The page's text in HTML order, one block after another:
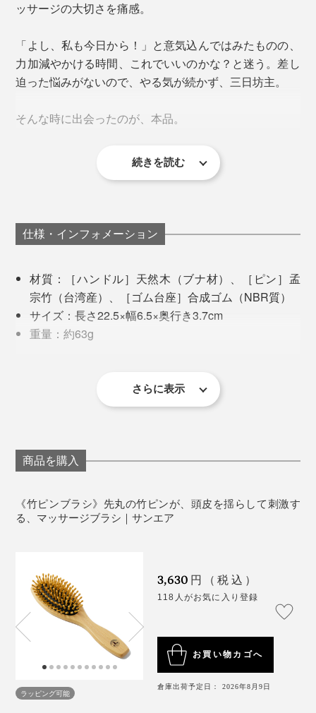
頭頂部や首筋など、頭皮全体をまんべんなく。
髪が長い場合は、絡んだ毛先からとかし、その後根本か
ら毛先に滑らすようにとかします。
長が、ひとりでこなしているというから驚きです。
真っ黒になったブラシ、ペットにかじられたブラシ、家
族の形見のブラシ…、いろいろなブラシが社長の元に送
られてくるそう。
それらの汚れをキレイにし、台座を替え、ピンを植え替
感激のお手紙が届くことも多々。中には、「亡くなった
深い愛情の連鎖が伝わるエピソードです。
ッサージの大切さを痛感。
「よし、私も今日から！」と意気込んではみたものの、
力加減やかける時間、これでいいのかな？と迷う。差し
迫った悩みがないので、やる気が続かず、三日坊主。
そんな時に出会ったのが、本品。
いくらズボラな私でも、髪をとかさない日はない。『竹
ピンブラシ』があれば、髪をとかすついでに頭皮ケアも
使ってみて気づいたのですが、私の場合、一日中PC仕
事をした後は、頭頂部の右後ろあたりが特に硬くなって
覚がなくても、身体はサインを出しているんだなと実感
しました。
ントンたたくと、“イタ気持ちいい”から、“すごく気持ち
いい”へ変化。
続きを読む
仕様・インフォメーション
材質：［ハンドル］天然木（ブナ材）、［ピン］孟
宗竹（台湾産）、［ゴム台座］合成ゴム（NBR質）
サイズ：長さ22.5×幅6.5×奥行き3.7cm
重量：約63g
トベト油、パッテング過ぎなど)に影響され、劣化が早まります。
まめに取り除いて下さい。
さらに表示
商品を購入
《竹ピンブラシ》先丸の竹ピンが、頭皮を揺らして刺激す
る、マッサージブラシ｜サンエア
ラッピング可能
3,630 円（税込）
118人がお気に入り登録
お買い物カゴへ
倉庫出荷予定日： 2026年8月9日